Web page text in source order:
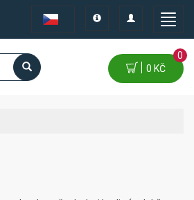
Toggle
Toggle
navigation
Toggle
0 KČ
0